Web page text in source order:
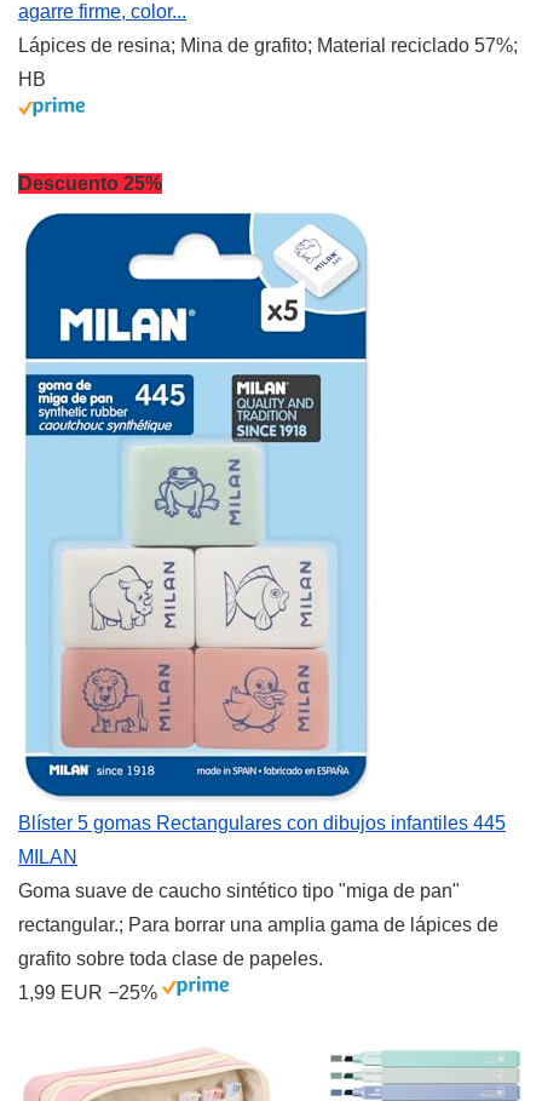
agarre firme, color...
Lápices de resina; Mina de grafito; Material reciclado 57%;
HB
Descuento 25%
Blíster 5 gomas Rectangulares con dibujos infantiles 445
MILAN
Goma suave de caucho sintético tipo "miga de pan"
rectangular.; Para borrar una amplia gama de lápices de
grafito sobre toda clase de papeles.
1,99 EUR −25%